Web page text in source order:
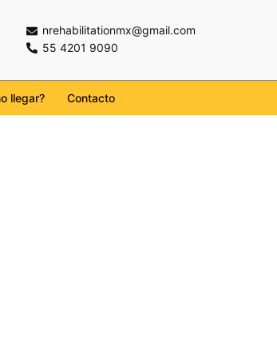
nrehabilitationmx@gmail.com
55 4201 9090
llegar? Contacto